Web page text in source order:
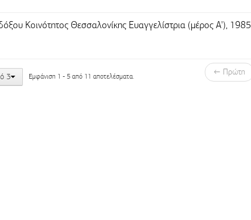
Κοινότητος Θεσσαλονίκης Ευαγγελίστρια (μέρος Α'), 1985
3 Εμφάνιση 1 - 5 από 11 αποτελέσματα. ← Πρώτη